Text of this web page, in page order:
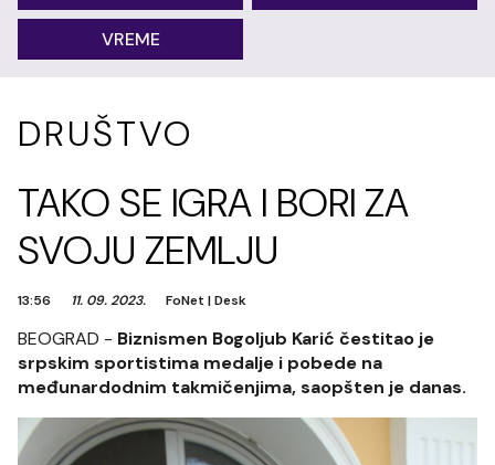
VREME
DRUŠTVO
TAKO SE IGRA I BORI ZA
SVOJU ZEMLJU
13:56 11. 09. 2023. FoNet |Desk
BEOGRAD - Biznismen Bogoljub Karić čestitao je
srpskim sportistima medalje i pobede na
međunardodnim takmičenjima, saopšten je danas.